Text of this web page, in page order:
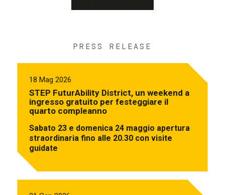
PRESS RELEASE
18 Mag 2026
STEP FuturAbility District, un weekend a
ingresso gratuito per festeggiare il
quarto compleanno
Sabato 23 e domenica 24 maggio apertura
straordinaria fino alle 20.30 con visite
guidate